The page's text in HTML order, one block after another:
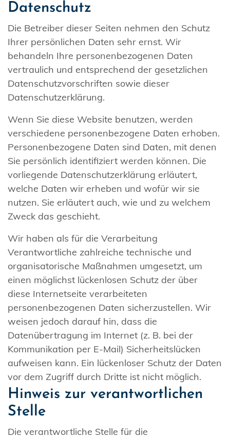
Datenschutz
Die Betreiber dieser Seiten nehmen den Schutz
Ihrer persönlichen Daten sehr ernst. Wir
behandeln Ihre personenbezogenen Daten
vertraulich und entsprechend der gesetzlichen
Datenschutzvorschriften sowie dieser
Datenschutzerklärung.
Wenn Sie diese Website benutzen, werden
verschiedene personenbezogene Daten erhoben.
Personenbezogene Daten sind Daten, mit denen
Sie persönlich identifiziert werden können. Die
vorliegende Datenschutzerklärung erläutert,
welche Daten wir erheben und wofür wir sie
nutzen. Sie erläutert auch, wie und zu welchem
Zweck das geschieht.
Wir haben als für die Verarbeitung
Verantwortliche zahlreiche technische und
organisatorische Maßnahmen umgesetzt, um
einen möglichst lückenlosen Schutz der über
diese Internetseite verarbeiteten
personenbezogenen Daten sicherzustellen. Wir
weisen jedoch darauf hin, dass die
Datenübertragung im Internet (z. B. bei der
Kommunikation per E-Mail) Sicherheitslücken
aufweisen kann. Ein lückenloser Schutz der Daten
vor dem Zugriff durch Dritte ist nicht möglich.
Hinweis zur verantwortlichen
Stelle
Die verantwortliche Stelle für die